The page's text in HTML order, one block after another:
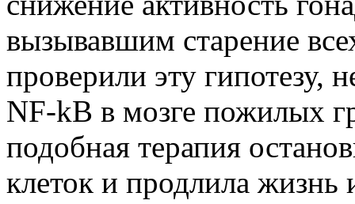
вызывавшим старение
проверили эту гипотезу,
NF-kB в мозге пожилых
подобная терапия
клеток и продлила